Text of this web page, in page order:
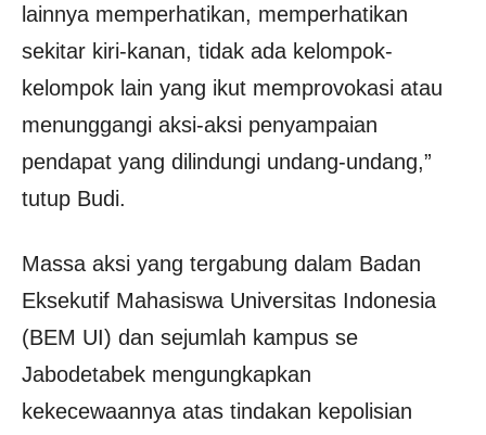
lainnya memperhatikan, memperhatikan
sekitar kiri-kanan, tidak ada kelompok-
kelompok lain yang ikut memprovokasi atau
menunggangi aksi-aksi penyampaian
pendapat yang dilindungi undang-undang,”
tutup Budi.
Massa aksi yang tergabung dalam Badan
Eksekutif Mahasiswa Universitas Indonesia
(BEM UI) dan sejumlah kampus se
Jabodetabek mengungkapkan
kekecewaannya atas tindakan kepolisian